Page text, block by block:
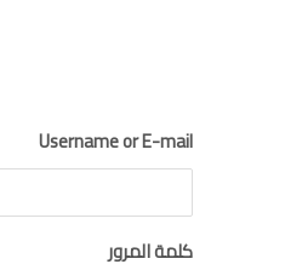
Username or E-mail
كلمة المرور